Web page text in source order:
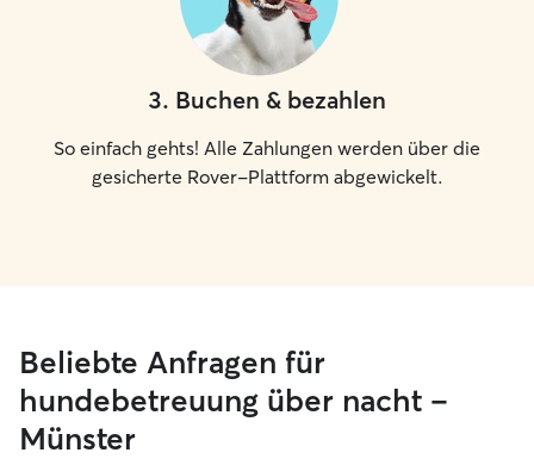
3. Buchen & bezahlen
So einfach gehts! Alle Zahlungen werden über die
gesicherte Rover-Plattform abgewickelt.
Beliebte Anfragen für
hundebetreuung über nacht –
Münster